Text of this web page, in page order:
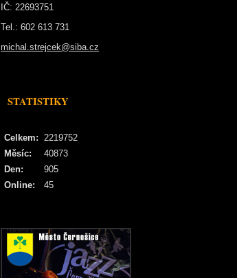
IČ: 22693751
Tel.: 602 613 731
michal.strejcek@siba.cz
STATISTIKY
Online: 45
Celkem: 2219752
Měsíc:
40873
Den:
905